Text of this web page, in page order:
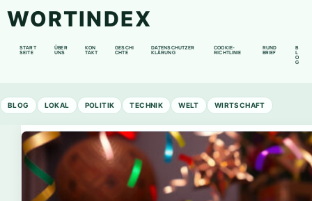
WORTINDEX
START
SEITE
ÜBER
UNS
KON
TAKT
GESCHI
CHTE
DATENSCHUTZER
KLÄRUNG
COOKIE-
RICHTLINIE
RUND
BRIEF
B
L
O
G
BLOG LOKAL POLITIK TECHNIK WELT WIRTSCHAFT